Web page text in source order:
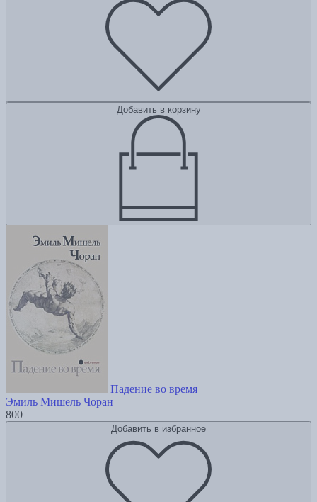
Добавить в корзину
Падение во время
Эмиль Мишель Чоран
800
Добавить в избранное